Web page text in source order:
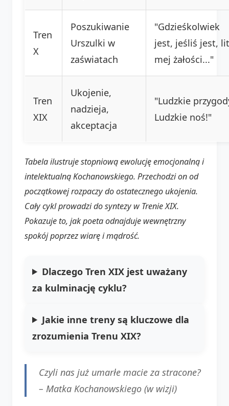
Tren
X
Poszukiwanie
Urszulki w
zaświatach
"Gdzieśkolwiek
jest, jeśliś jest,
mej żałości..."
Tren
XIX
Ukojenie,
nadzieja,
akceptacja
"Ludzkie
Ludzkie noś!"
Tabela ilustruje stopniową ewolucję emocjonalną i
intelektualną Kochanowskiego. Przechodzi on od
początkowej rozpaczy do ostatecznego ukojenia.
Cały cykl prowadzi do syntezy w Trenie XIX.
Pokazuje to, jak poeta odnajduje wewnętrzny
spokój poprzez wiarę i mądrość.
Dlaczego Tren XIX jest uważany
za kulminację cyklu?
Jakie inne treny są kluczowe dla
zrozumienia Trenu XIX?
Czyli nas już umarłe macie za stracone?
– Matka Kochanowskiego (w wizji)